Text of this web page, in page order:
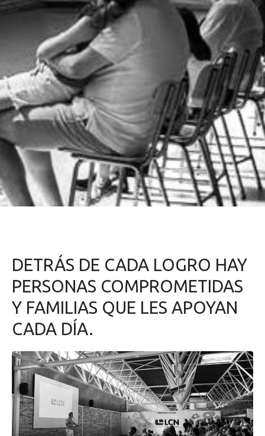
DETRÁS DE CADA LOGRO HAY
PERSONAS COMPROMETIDAS
Y FAMILIAS QUE LES APOYAN
CADA DÍA.